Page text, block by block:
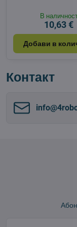
В
10,63 €
Добави в
Контакт